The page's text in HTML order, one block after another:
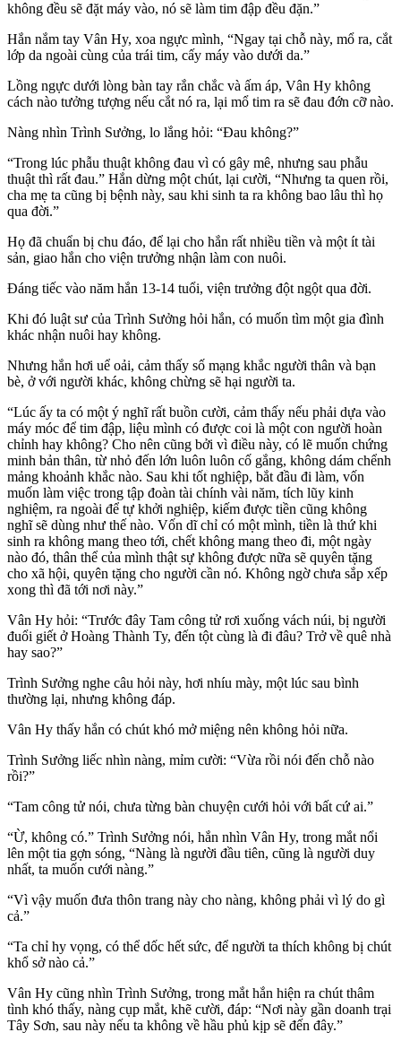
không đều sẽ đặt máy vào, nó sẽ làm tim đập đều đặn.”
Hắn nắm tay Vân Hy, xoa ngực mình, “Ngay tại chỗ này, mổ ra, cắt
lớp da ngoài cùng của trái tim, cấy máy vào dưới da.”
Lồng ngực dưới lòng bàn tay rắn chắc và ấm áp, Vân Hy không
cách nào tưởng tượng nếu cắt nó ra, lại mổ tim ra sẽ đau đớn cỡ nào.
Nàng nhìn Trình Sưởng, lo lắng hỏi: “Đau không?”
“Trong lúc phẫu thuật không đau vì có gây mê, nhưng sau phẫu
thuật thì rất đau.” Hắn dừng một chút, lại cười, “Nhưng ta quen rồi,
cha mẹ ta cũng bị bệnh này, sau khi sinh ta ra không bao lâu thì họ
qua đời.”
Họ đã chuẩn bị chu đáo, để lại cho hắn rất nhiều tiền và một ít tài
sản, giao hắn cho viện trưởng nhận làm con nuôi.
Đáng tiếc vào năm hắn 13-14 tuổi, viện trưởng đột ngột qua đời.
Khi đó luật sư của Trình Sưởng hỏi hắn, có muốn tìm một gia đình
khác nhận nuôi hay không.
Nhưng hắn hơi uể oải, cảm thấy số mạng khắc người thân và bạn
bè, ở với người khác, không chừng sẽ hại người ta.
“Lúc ấy ta có một ý nghĩ rất buồn cười, cảm thấy nếu phải dựa vào
máy móc để tim đập, liệu mình có được coi là một con người hoàn
chỉnh hay không? Cho nên cũng bởi vì điều này, có lẽ muốn chứng
minh bản thân, từ nhỏ đến lớn luôn luôn cố gắng, không dám chểnh
mảng khoảnh khắc nào. Sau khi tốt nghiệp, bắt đầu đi làm, vốn
muốn làm việc trong tập đoàn tài chính vài năm, tích lũy kinh
nghiệm, ra ngoài để tự khởi nghiệp, kiếm được tiền cũng không
nghĩ sẽ dùng như thế nào. Vốn dĩ chỉ có một mình, tiền là thứ khi
sinh ra không mang theo tới, chết không mang theo đi, một ngày
nào đó, thân thể của mình thật sự không được nữa sẽ quyên tặng
cho xã hội, quyên tặng cho người cần nó. Không ngờ chưa sắp xếp
xong thì đã tới nơi này.”
Vân Hy hỏi: “Trước đây Tam công tử rơi xuống vách núi, bị người
đuổi giết ở Hoàng Thành Ty, đến tột cùng là đi đâu? Trở về quê nhà
hay sao?”
Trình Sưởng nghe câu hỏi này, hơi nhíu mày, một lúc sau bình
thường lại, nhưng không đáp.
Vân Hy thấy hắn có chút khó mở miệng nên không hỏi nữa.
Trình Sưởng liếc nhìn nàng, mỉm cười: “Vừa rồi nói đến chỗ nào
rồi?”
“Tam công tử nói, chưa từng bàn chuyện cưới hỏi với bất cứ ai.”
“Ừ, không có.” Trình Sưởng nói, hắn nhìn Vân Hy, trong mắt nổi
lên một tia gợn sóng, “Nàng là người đầu tiên, cũng là người duy
nhất, ta muốn cưới nàng.”
“Vì vậy muốn đưa thôn trang này cho nàng, không phải vì lý do gì
cả.”
“Ta chỉ hy vọng, có thể dốc hết sức, để người ta thích không bị chút
khổ sở nào cả.”
Vân Hy cũng nhìn Trình Sưởng, trong mắt hắn hiện ra chút thâm
tình khó thấy, nàng cụp mắt, khẽ cười, đáp: “Nơi này gần doanh trại
Tây Sơn, sau này nếu ta không về hầu phủ kịp sẽ đến đây.”